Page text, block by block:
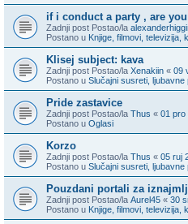
if i conduct a party , are
Zadnji post Postao/la
Postano u Knjige, filmovi, televizija,
Klisej subject: kava
Zadnji post Postao/la Xenakiin « 09
Postano u Slučajni susreti, ljubavne
Pride zastavice
Zadnji post Postao/la Thus « 01 pro
Postano u Oglasi
Korzo
Zadnji post Postao/la Thus « 05 ruj
Postano u Slučajni susreti, ljubavne
Pouzdani portali za
Zadnji post Postao/la Aurel45 « 30
Postano u Knjige, filmovi, televizija,